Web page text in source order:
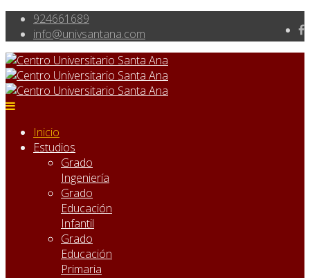
924661689
info@univsantana.com
Inicio
Estudios
Grado
Ingeniería
Grado
Educación
Infantil
Grado
Educación
Primaria